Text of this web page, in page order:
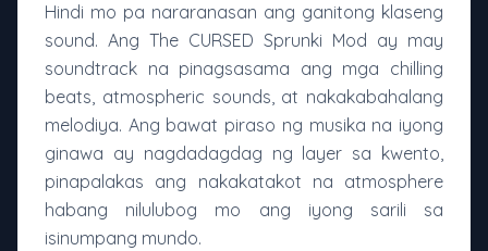
Hindi mo pa nararanasan ang ganitong klaseng
sound. Ang The CURSED Sprunki Mod ay may
soundtrack na pinagsasama ang mga chilling
beats, atmospheric sounds, at nakakabahalang
melodiya. Ang bawat piraso ng musika na iyong
ginawa ay nagdadagdag ng layer sa kwento,
pinapalakas ang nakakatakot na atmosphere
habang nilulubog mo ang iyong sarili sa
isinumpang mundo.